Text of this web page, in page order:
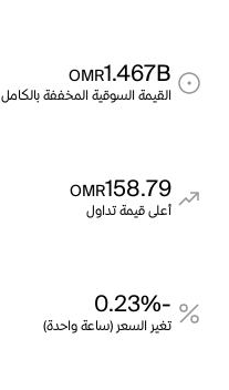
1.467B
OMR
القيمة السوقية المخففة بالكامل
158.79
OMR
أعلى قيمة تداول
-0.23%
تغير السعر (ساعة واحدة)